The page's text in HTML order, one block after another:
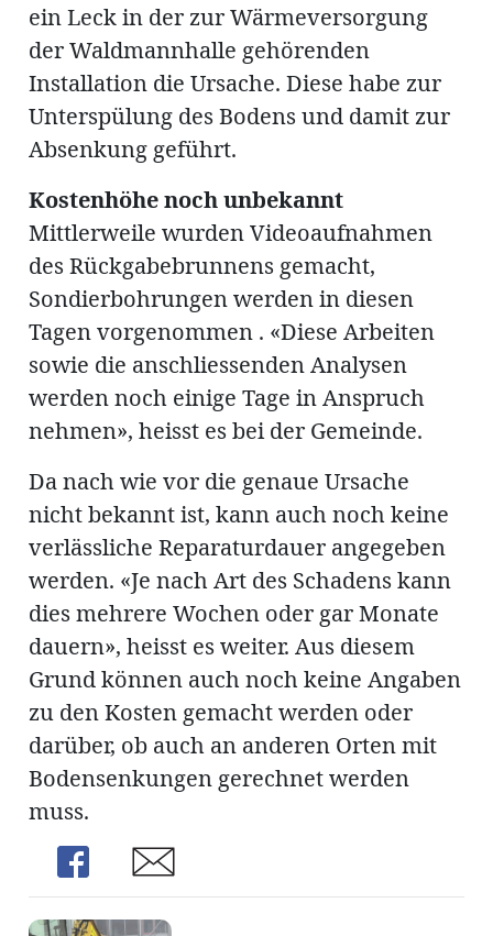
ein Leck in der zur Wärmeversorgung
der Waldmannhalle gehörenden
Installation die Ursache. Diese habe zur
Unterspülung des Bodens und damit zur
Absenkung geführt.
Kostenhöhe noch unbekannt
Mittlerweile wurden Videoaufnahmen
des Rückgabebrunnens gemacht,
Sondierbohrungen werden in diesen
Tagen vorgenommen . «Diese Arbeiten
sowie die anschliessenden Analysen
werden noch einige Tage in Anspruch
nehmen», heisst es bei der Gemeinde.
Da nach wie vor die genaue Ursache
nicht bekannt ist, kann auch noch keine
verlässliche Reparaturdauer angegeben
werden. «Je nach Art des Schadens kann
dies mehrere Wochen oder gar Monate
dauern», heisst es weiter. Aus diesem
Grund können auch noch keine Angaben
zu den Kosten gemacht werden oder
darüber, ob auch an anderen Orten mit
Bodensenkungen gerechnet werden
muss.
Share
Share